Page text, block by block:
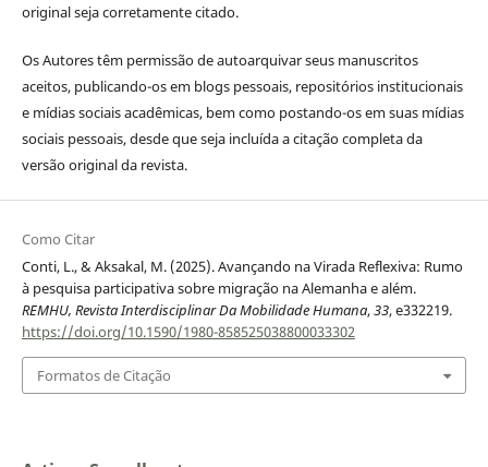
original seja corretamente citado.
Os Autores têm permissão de autoarquivar seus manuscritos
aceitos, publicando-os em blogs pessoais, repositórios institucionais
e mídias sociais acadêmicas, bem como postando-os em suas mídias
sociais pessoais, desde que seja incluída a citação completa da
versão original da revista.
Como Citar
Conti, L., & Aksakal, M. (2025). Avançando na Virada Reflexiva: Rumo
à pesquisa participativa sobre migração na Alemanha e além.
REMHU, Revista Interdisciplinar Da Mobilidade Humana,33, e332219.
https://doi.org/10.1590/1980-858525038800033302
Formatos de Citação